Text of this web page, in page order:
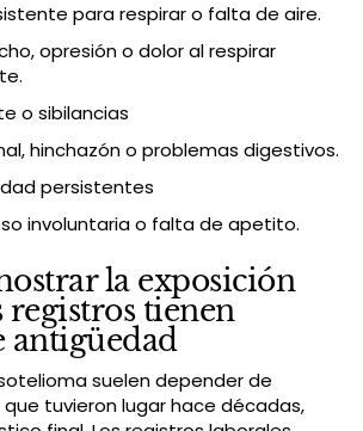
para respirar o falta de aire.
opresión o dolor al respirar
o sibilancias
hinchazón o problemas digestivos.
persistentes
involuntaria o falta de apetito.
la exposición
registros tienen
antigüedad
suelen depender de
tuvieron lugar hace décadas,